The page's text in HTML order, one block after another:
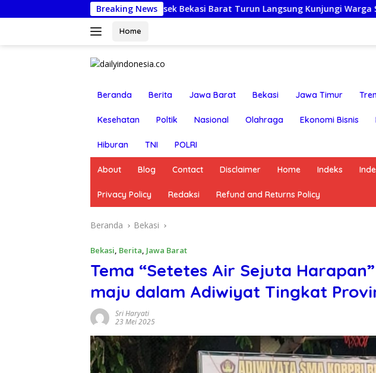
ke
Breaking News
Berkah: Kapolsek Bekasi Barat Turun Langsung Kunjungi Warga Sakit dan Lansia
Home
Beranda Berita Jawa Barat Bekasi Jawa Timur
Kesehatan Poltik Nasional Olahraga Ekonomi Bisnis
Hiburan TNI POLRI
About Blog Contact Disclaimer Home Indeks
Privacy Policy Redaksi Refund and Returns Policy
Beranda Bekasi
Bekasi, Berita, Jawa Barat
Tema “Setetes Air Sejuta
maju dalam Adiwiyat Tingkat
Sri Haryati
23 Mei 2025